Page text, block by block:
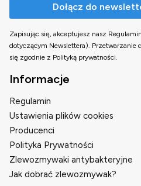
Dołącz do
Zapisując się, akceptujesz nasz
dotyczącym Newslettera). Przetwarzanie
się zgodnie z Polityką prywatności.
Linki w stopce
Informacje
Regulamin
Ustawienia plików cookies
Producenci
Polityka Prywatności
Zlewozmywaki antybakteryjne
Jak dobrać zlewozmywak?